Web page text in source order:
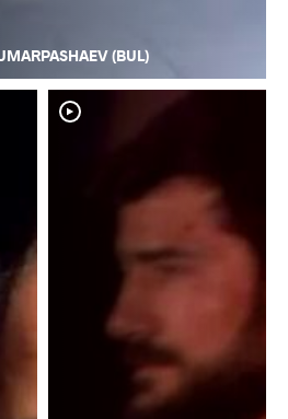
(BUL)